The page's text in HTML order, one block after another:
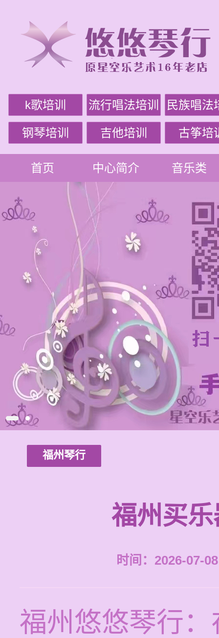
k歌培训 流行唱法培训 民族唱法
钢琴培训 吉他培训 古筝培
首页 中心简介 音乐类
福州琴行
福州买
时间：2026-07-
福州悠悠琴行